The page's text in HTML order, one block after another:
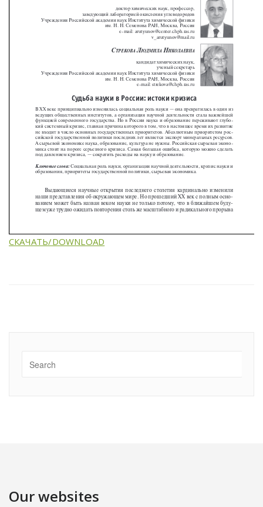
СКАЧАТЬ/DOWNLOAD
Our websites